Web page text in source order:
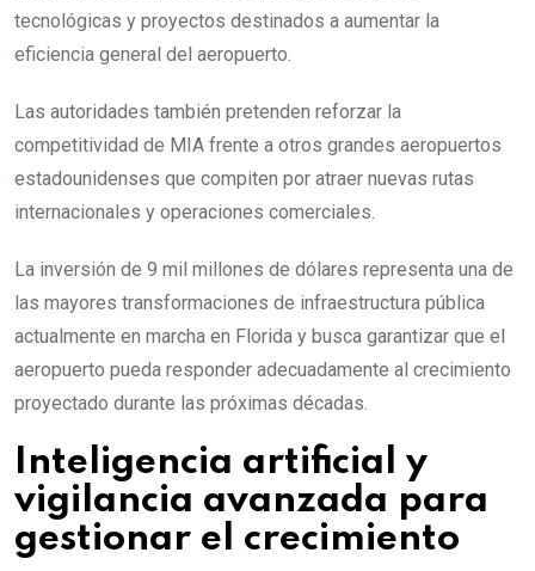
tecnológicas y proyectos destinados a aumentar la
eficiencia general del aeropuerto.
Las autoridades también pretenden reforzar la
competitividad de MIA frente a otros grandes aeropuertos
estadounidenses que compiten por atraer nuevas rutas
internacionales y operaciones comerciales.
La inversión de 9 mil millones de dólares representa una de
las mayores transformaciones de infraestructura pública
actualmente en marcha en Florida y busca garantizar que el
aeropuerto pueda responder adecuadamente al crecimiento
proyectado durante las próximas décadas.
Inteligencia artificial y
vigilancia avanzada para
gestionar el crecimiento